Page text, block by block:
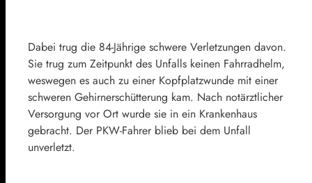
Dabei trug die 84-Jährige schwere Verletzungen davon.
Sie trug zum Zeitpunkt des Unfalls keinen Fahrradhelm,
weswegen es auch zu einer Kopfplatzwunde mit einer
schweren Gehirnerschütterung kam. Nach notärztlicher
Versorgung vor Ort wurde sie in ein Krankenhaus
gebracht. Der PKW-Fahrer blieb bei dem Unfall
unverletzt.